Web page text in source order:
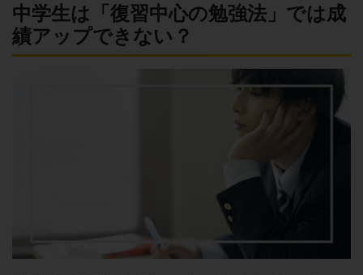
中学生は「復習中心の勉強法」では成
績アップできない？